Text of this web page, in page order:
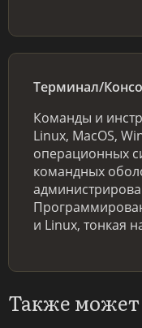
Терминал/
Команды и
Linux, MacOS,
операционных
командных
и Linux, тонкая
Также может